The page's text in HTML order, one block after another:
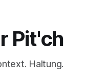
Pit'ch
Haltung.